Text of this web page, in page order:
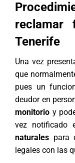
reclamar
Tenerife
Una vez
que
pues un
deudor en
monitorio y
vez notificado
naturales para
legales con las